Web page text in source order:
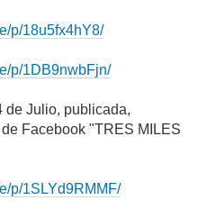
p/18u5fx4hY8/
p/1DB9nwbFjn/
de Julio, publicada,
Facebook "TRES MILES
p/1SLYd9RMMF/